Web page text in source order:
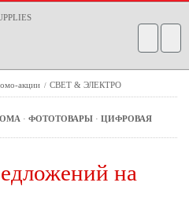
акции / СВЕТ & ЭЛЕКТРО
· ФОТОТОВАРЫ · ЦИФРОВАЯ
на